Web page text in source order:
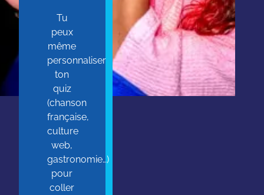
Tu
peux
même
personnaliser
ton
quiz
(chanson
française,
culture
web,
gastronomie…)
pour
coller